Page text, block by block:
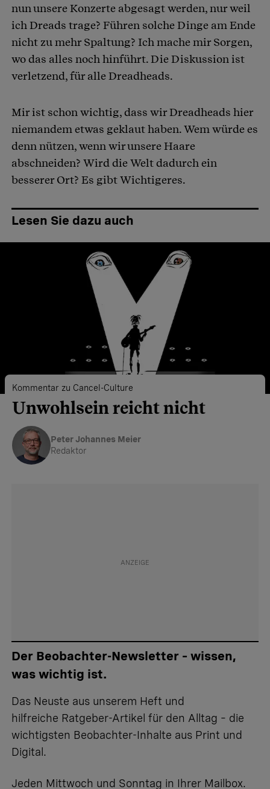
nun unsere Konzerte abgesagt werden, nur weil
ich Dreads trage? Führen solche Dinge am Ende
nicht zu mehr Spaltung? Ich mache mir Sorgen,
wo das alles noch hinführt. Die Diskussion ist
verletzend, für alle Dreadheads.
Mir ist schon wichtig, dass wir Dreadheads hier
niemandem etwas geklaut haben. Wem würde es
denn nützen, wenn wir unsere Haare
abschneiden? Wird die Welt dadurch ein
besserer Ort? Es gibt Wichtigeres.
Lesen Sie dazu auch
Kommentar zu Cancel-Culture
Unwohlsein reicht nicht
Peter Johannes Meier
Redaktor
Der Beobachter-Newsletter – wissen,
was wichtig ist.
Das Neuste aus unserem Heft und
hilfreiche Ratgeber-Artikel für den Alltag – die
wichtigsten Beobachter-Inhalte aus Print und
Digital.
Jeden Mittwoch und Sonntag in Ihrer Mailbox.